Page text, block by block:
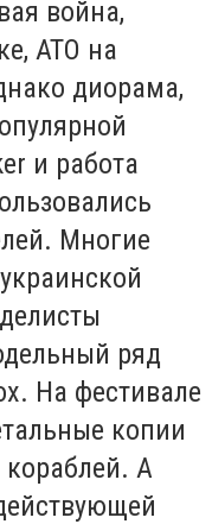
война,
АТО на
диорама,
и работа
Многие
ряд
На фестивале
копии
А